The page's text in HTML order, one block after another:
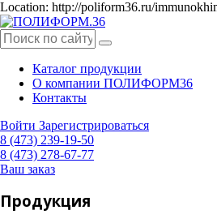
Location: http://poliform36.ru/
Каталог продукции
О компании ПОЛИФОРМ36
Контакты
Войти Зарегистрироваться
8 (473) 239-19-50
8 (473) 278-67-77
Ваш заказ
Продукция